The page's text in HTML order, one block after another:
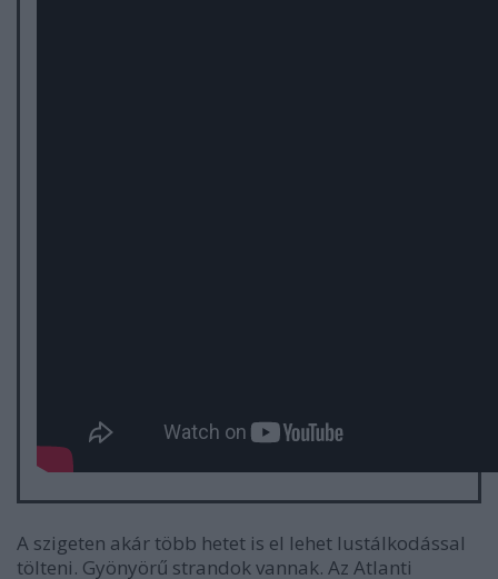
A szigeten akár több hetet is el lehet lustálkodással
tölteni. Gyönyörű strandok vannak. Az Atlanti